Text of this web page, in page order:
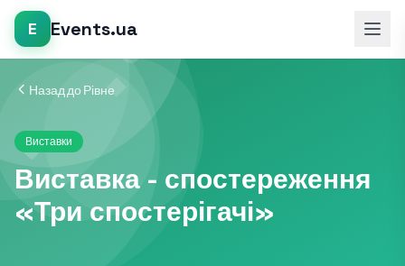
E Events.ua
Назад до Рівне
Виставки
Виставка - спостереження
«Три спостерігачі»